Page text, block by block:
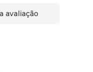
avaliação